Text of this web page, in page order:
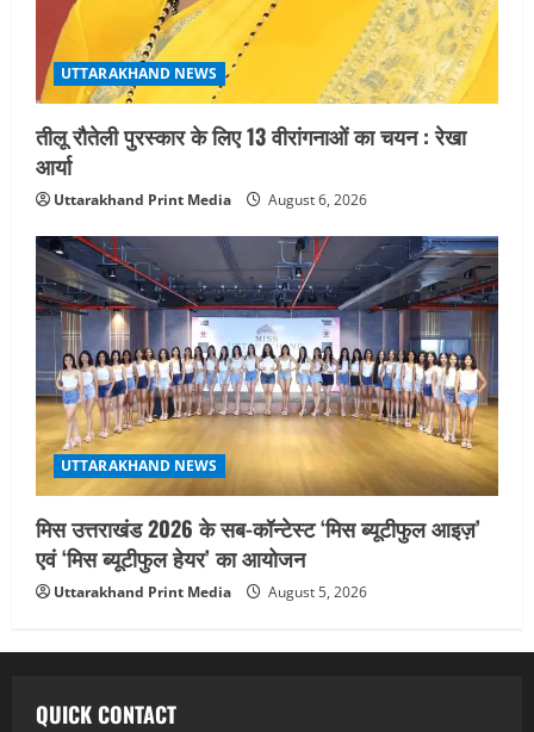
UTTARAKHAND NEWS
तीलू रौतेली पुरस्कार के लिए 13 वीरांगनाओं का चयन : रेखा
आर्या
Uttarakhand Print Media August 6, 2026
UTTARAKHAND NEWS
मिस उत्तराखंड 2026 के सब-कॉन्टेस्ट ‘मिस ब्यूटीफुल आइज़’
एवं ‘मिस ब्यूटीफुल हेयर’ का आयोजन
Uttarakhand Print Media August 5, 2026
QUICK CONTACT